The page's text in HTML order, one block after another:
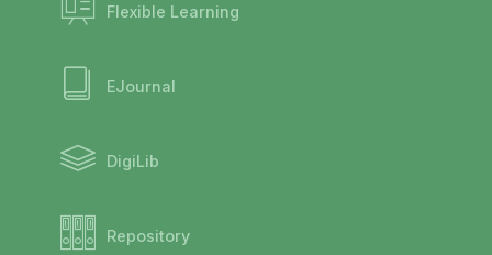
Flexible Learning
EJournal
DigiLib
Repository